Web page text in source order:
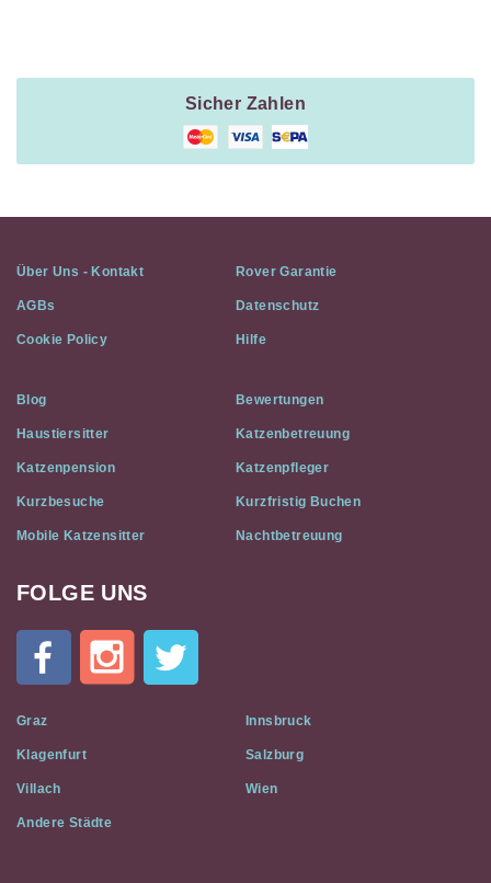
Sicher Zahlen
Über Uns - Kontakt Rover Garantie
AGBs Datenschutz
Cookie Policy Hilfe
Blog Bewertungen
Haustiersitter Katzenbetreuung
Katzenpension Katzenpfleger
Kurzbesuche Kurzfristig Buchen
Mobile Katzensitter Nachtbetreuung
Cat
Flat
Social
Media
FOLGE UNS
Graz Innsbruck
Klagenfurt Salzburg
Villach Wien
Andere Städte